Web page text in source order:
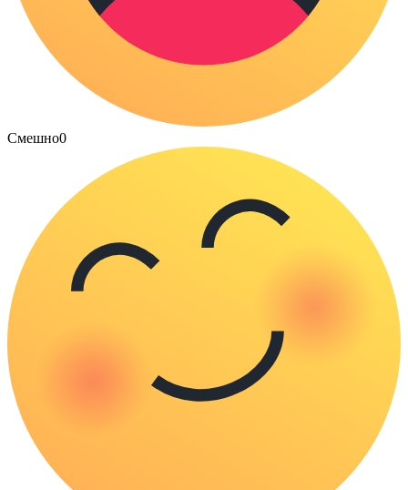
Смешно0